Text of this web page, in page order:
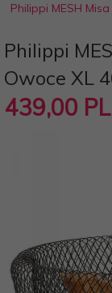
Philippi MESH
Philippi
Owoce XL
439,00